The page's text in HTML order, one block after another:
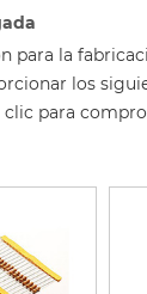
la
los
para